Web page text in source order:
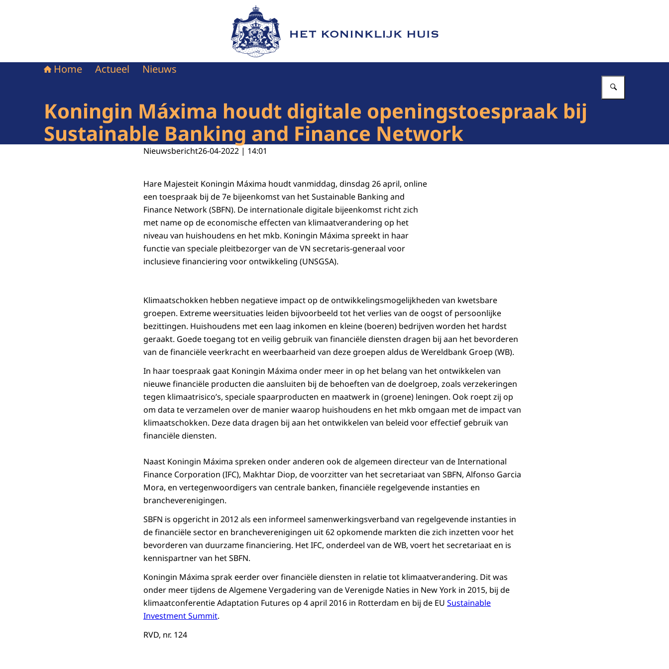
Naar de homepage van Het Koninklijk Huis
Home Actueel Nieuws
Koningin Máxima houdt digitale openingstoespraak bij
Sustainable Banking and Finance Network
Nieuwsbericht26-04-2022 | 14:01
Hare Majesteit Koningin Máxima houdt vanmiddag, dinsdag 26 april, online
een toespraak bij de 7e bijeenkomst van hetSustainable Banking and
Finance Network (SBFN). De internationale digitale bijeenkomst richt zich
met name op de economische effecten van klimaatverandering op het
niveau van huishoudens en het mkb. Koningin Máxima spreekt in haar
functie van speciale pleitbezorger van de VN secretaris-generaal voor
inclusieve financiering voor ontwikkeling (UNSGSA).
Klimaatschokken hebben negatieve impact op de ontwikkelingsmogelijkheden van kwetsbare
groepen. Extreme weersituaties leiden bijvoorbeeld tot het verlies van de oogst of persoonlijke
bezittingen. Huishoudens met een laag inkomen en kleine (boeren) bedrijven worden het hardst
geraakt. Goede toegang tot en veilig gebruik van financiële diensten dragen bij aan het bevorderen
van de financiële veerkracht en weerbaarheid van deze groepen aldus de Wereldbank Groep (WB).
In haar toespraak gaat Koningin Máxima onder meer in op het belang van het ontwikkelen van
nieuwe financiële producten die aansluiten bij de behoeften van de doelgroep, zoals verzekeringen
tegen klimaatrisico’s, speciale spaarproducten en maatwerk in (groene) leningen. Ook roept zij op
om data te verzamelen over de manier waarop huishoudens en het mkb omgaan met de impact van
klimaatschokken. Deze data dragen bij aan het ontwikkelen van beleid voor effectief gebruik van
financiële diensten.
Naast Koningin Máxima spreken onder anderen ook de algemeen directeur van deInternational
Finance Corporation (IFC), Makhtar Diop, de voorzitter van het secretariaat van SBFN, Alfonso Garcia
Mora, en vertegenwoordigers van centrale banken, financiële regelgevende instanties en
brancheverenigingen.
SBFN is opgericht in 2012 als een informeel samenwerkingsverband van regelgevende instanties in
de financiële sector en brancheverenigingen uit 62 opkomende markten die zich inzetten voor het
bevorderen van duurzame financiering. Het IFC, onderdeel van de WB, voert het secretariaat en is
kennispartner van het SBFN.
Koningin Máxima sprak eerder over financiële diensten in relatie tot klimaatverandering. Dit was
onder meer tijdens de Algemene Vergadering van de Verenigde Naties in New York in 2015, bij de
klimaatconferentieAdaptation Futures op 4 april 2016 in Rotterdam en bij de EU Sustainable
Investment Summit.
RVD, nr. 124